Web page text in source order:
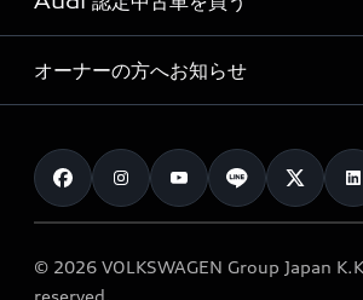
価格シミュレーション
車両比較
カタログ一覧
Audi collection
アウディナビアプリ
サービス入庫予約
サービスプログラム
メンテナンス
車検 / 定期点検
e-tronアフターサポート
Audi認定中古車
クオリティ
保証
メンテナンス
オーナーの方へお知らせ
お知らせ
オーナー様向けキャンペーン
特定整備適用車一覧
© 2026 VOLKSWAGEN Group Japan
reserved.